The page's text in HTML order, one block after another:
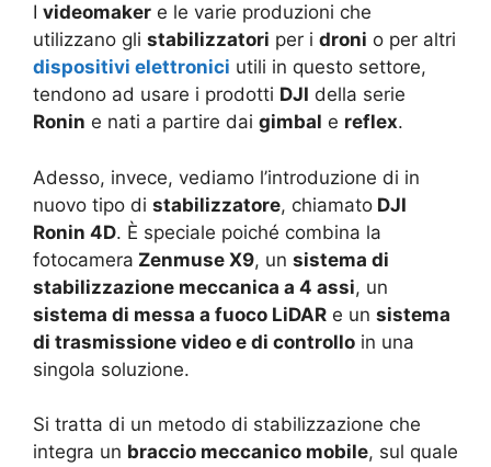
I videomaker e le varie produzioni che
utilizzano gli stabilizzatori per i droni o per altri
dispositivi elettronici utili in questo settore,
tendono ad usare i prodotti DJI della serie
Ronin e nati a partire dai gimbal e reflex.
Adesso, invece, vediamo l’introduzione di in
nuovo tipo di stabilizzatore, chiamato DJI
Ronin 4D. È speciale poiché combina la
fotocamera Zenmuse X9, un sistema di
stabilizzazione meccanica a 4 assi, un
sistema di messa a fuoco LiDAR e un sistema
di trasmissione video e di controllo in una
singola soluzione.
Si tratta di un metodo di stabilizzazione che
integra un braccio meccanico mobile, sul quale